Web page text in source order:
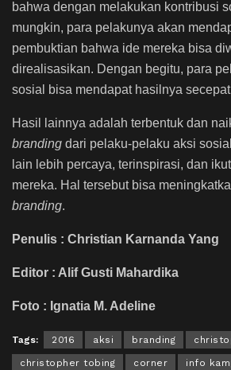
bahwa dengan melakukan kontribusi
mungkin, para pelakunya akan
pembuktian bahwa ide mereka bisa
direalisasikan. Dengan begitu, para
sosial bisa mendapat hasilnya
Hasil lainnya adalah terbentuk dan
branding dari pelaku-pelaku aksi
lain lebih percaya, terinspirasi, dan
mereka. Hal tersebut bisa
branding.
Penulis : Christian Karnanda Yang
Editor : Alif Gusti Mahardika
Foto : Ignatia M. Adeline
Tags: 2016 aksi branding
christopher tobing corner info